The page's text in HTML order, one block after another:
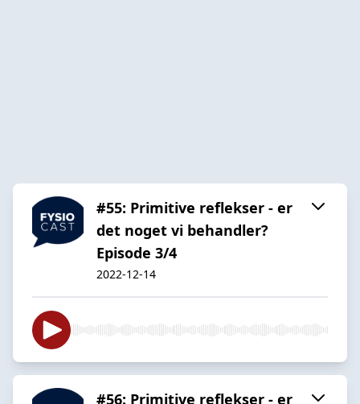
#55: Primitive reflekser - er
det noget vi behandler?
Episode 3/4
2022-12-14
#56: Primitive reflekser - er